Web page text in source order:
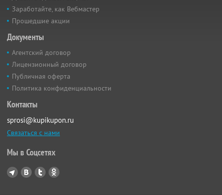
Заработайте, как Вебмастер
Прошедшие акции
Документы
Агентский договор
Лицензионный договор
Публичная оферта
Политика конфиденциальности
Контакты
sprosi@kupikupon.ru
Связаться с нами
Мы в Соцсетях